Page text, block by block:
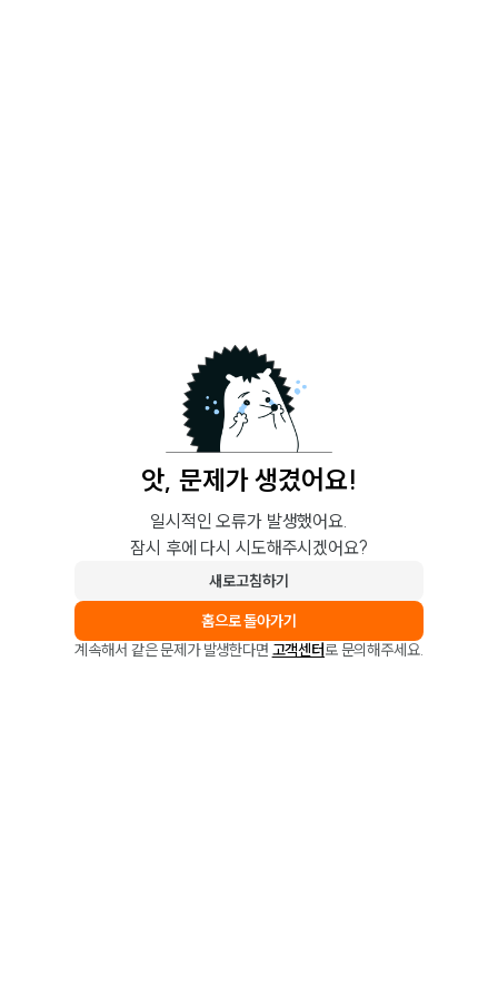
앗, 문제가 생겼어요!
일시적인 오류가 발생했어요.
잠시 후에 다시 시도해주시겠어요?
새로고침하기
홈으로 돌아가기
계속해서 같은 문제가 발생한다면 고객센터로 문의해주세요.